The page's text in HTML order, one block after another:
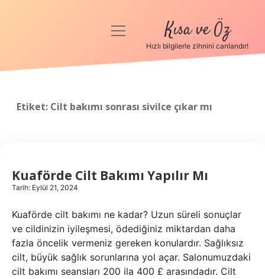
Anasayfa
menüyü
Kısa ve Öz
Hızlı bilgilerle zihnini canlandır!
Etiket: Cilt bakımı sonrası sivilce çıkar mı
Kuaförde Cilt Bakımı Yapılır Mı
Tarih: Eylül 21, 2024
Kuaförde cilt bakımı ne kadar? Uzun süreli sonuçlar
ve cildinizin iyileşmesi, ödediğiniz miktardan daha
fazla öncelik vermeniz gereken konulardır. Sağlıksız
cilt, büyük sağlık sorunlarına yol açar. Salonumuzdaki
cilt bakımı seansları 200 ila 400 £ arasındadır. Cilt